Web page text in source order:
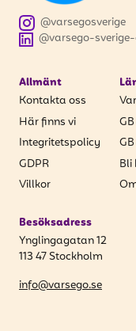
@varsego-
@varsegosverige
Allmänt
Kontakta oss
Här finns vi
Integritetspolicy
GDPR
Villkor
Bli
Besöksadress
Ynglingagatan 12
113 47 Stockholm
info@varsego.se